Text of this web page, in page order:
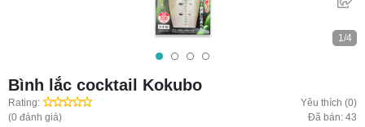
1/4
Bình lắc cocktail Kokubo
Rating:
Yêu thích (0)
(0 đánh giá)
Đã bán: 43